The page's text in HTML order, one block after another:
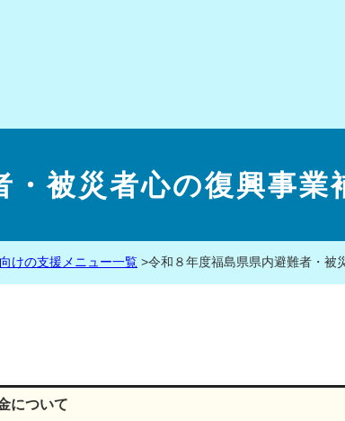
・被災者心の復興事
けの支援メニュー一覧 >令和８年度福島県県内避難者・被
について